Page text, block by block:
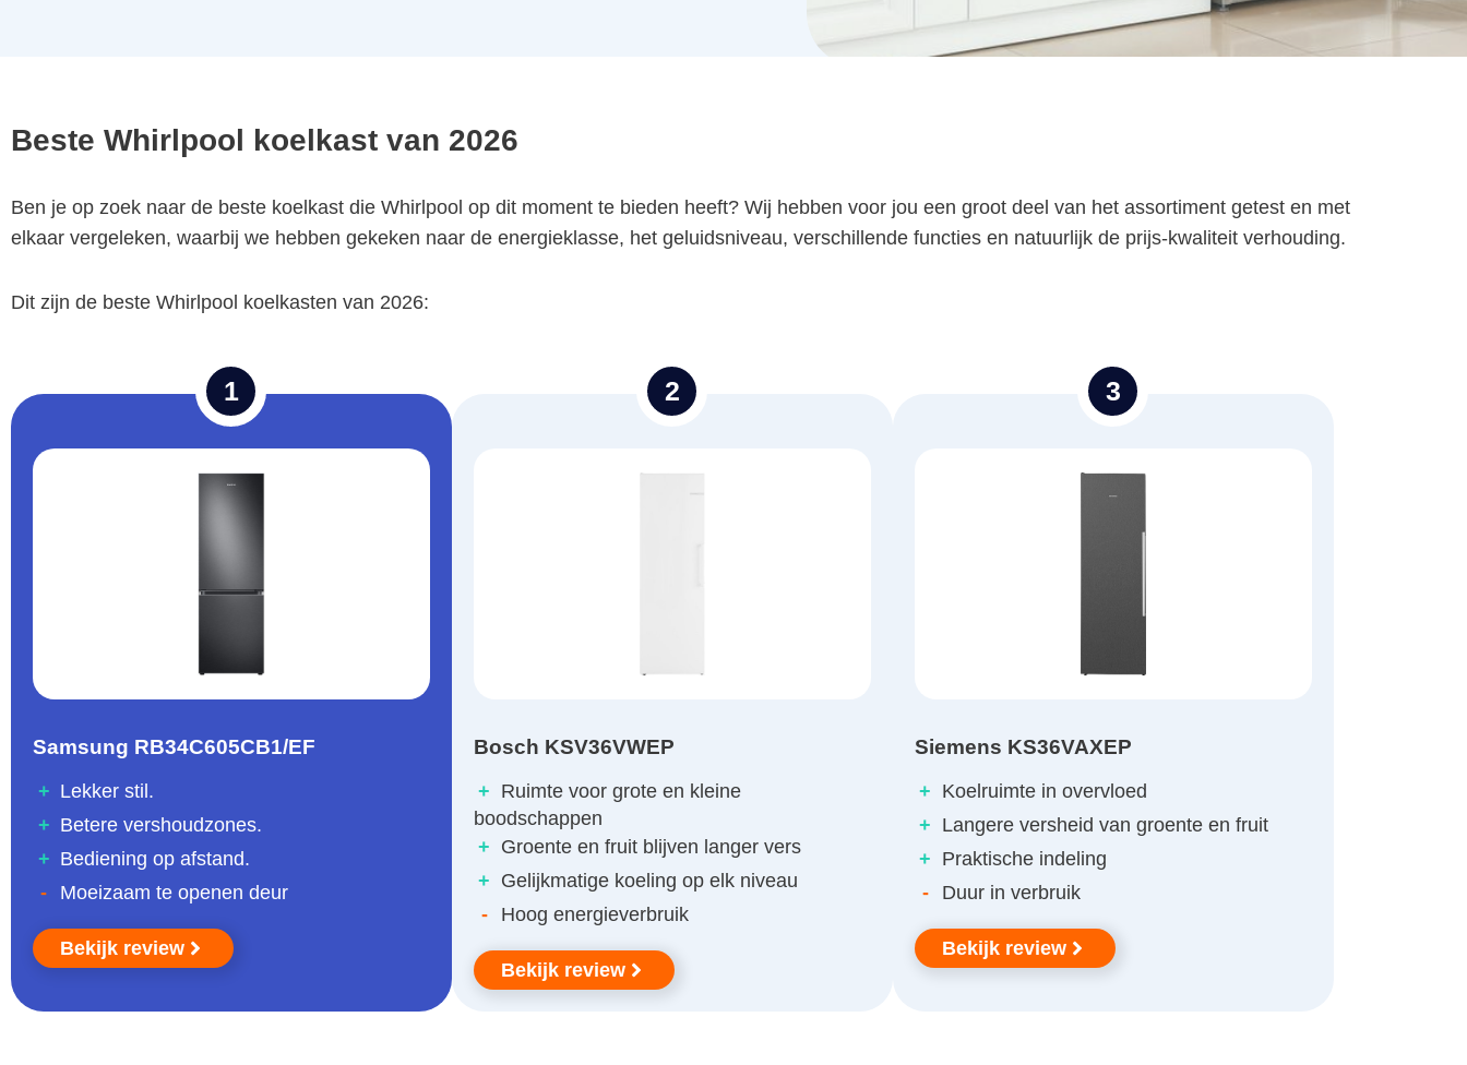
Beste Whirlpool koelkast van 2026
Ben je op zoek naar de beste koelkast die Whirlpool op dit moment te bieden heeft? Wij hebben voor jou een groot deel van het assortiment getest en met
elkaar vergeleken, waarbij we hebben gekeken naar de energieklasse, het geluidsniveau, verschillende functies en natuurlijk de prijs-kwaliteit verhouding.
Dit zijn de beste Whirlpool koelkasten van 2026:
1
Samsung RB34C605CB1/EF
+ Lekker stil.
+ Betere vershoudzones.
+ Bediening op afstand.
-
Moeizaam te openen deur
Bekijk review
2
Bosch KSV36VWEP
+ Ruimte voor grote en kleine
boodschappen
+ Groente en fruit blijven langer vers
+ Gelijkmatige koeling op elk niveau
-
Hoog energieverbruik
Bekijk review
3
Siemens KS36VAXEP
+ Koelruimte in overvloed
+ Langere versheid van groente en fruit
+ Praktische indeling
-
Duur in verbruik
Bekijk review